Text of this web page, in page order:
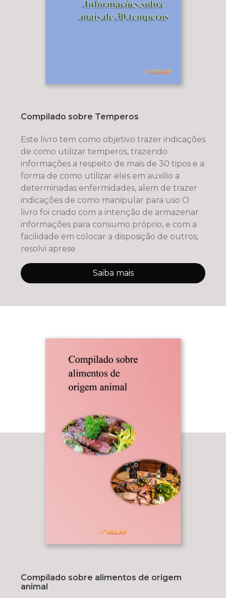
Compilado sobre Temperos
Este livro tem como objetivo trazer indicações
de como utilizar temperos, trazendo
informações a respeito de mais de 30 tipos e a
forma de como utilizar eles em auxilio a
determinadas enfermidades, alem de trazer
indicações de como manipular para uso O
livro foi criado com a intenção de armazenar
informações para consumo próprio, e com a
facilidade em colocar a disposição de outros,
resolvi aprese
Saiba mais
Compilado sobre alimentos de origem
animal